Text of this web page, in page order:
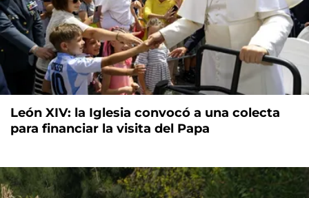
León XIV: la Iglesia convocó a una colecta
para financiar la visita del Papa